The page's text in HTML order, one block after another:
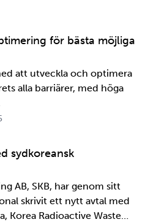
snabbt. Det är inte
SKB är det …för bästa möjliga
att utveckla och optimera
alla barriärer, med höga
sydkoreansk
AB, SKB, har genom sitt
skrivit ett nytt avtal med
Korea Radioactive Waste